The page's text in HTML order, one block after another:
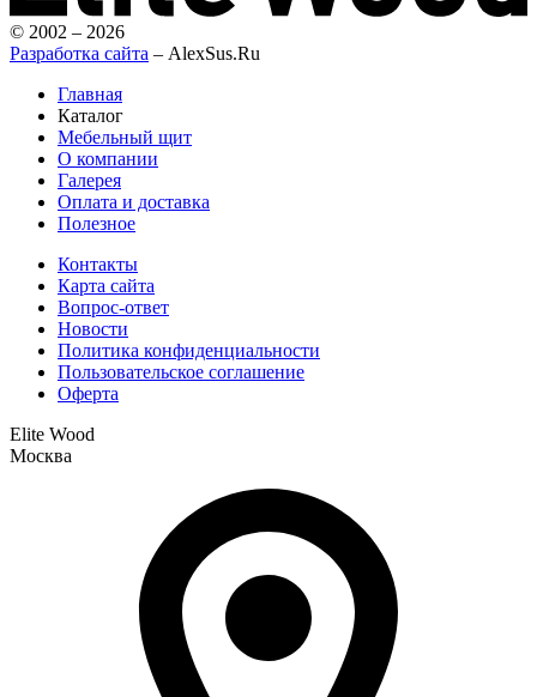
© 2002 – 2026
Разработка сайта – AlexSus.Ru
Главная
Каталог
Мебельный щит
О компании
Галерея
Оплата и доставка
Полезное
Контакты
Карта сайта
Вопрос-ответ
Новости
Политика конфиденциальности
Пользовательское соглашение
Оферта
Elite Wood
Москва